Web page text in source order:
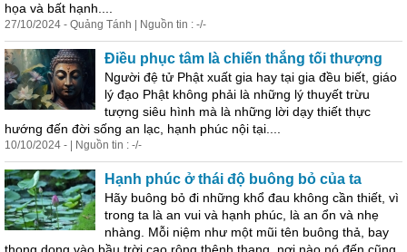
họa và bất hạnh....
27/10/2024 - Quảng Tánh | Nguồn tin : -/-
Điều phục tâm là chiến thắng tối thượng
Người đệ tử Phật xuất gia hay tại gia đều biết, giáo
lý đạo Phật không phải là những lý thuyết trừu
tượng siêu hình mà là những lời dạy thiết thực
hướng đến đời sống an lạc, hạnh phúc nội tại....
10/10/2024 - | Nguồn tin : -/-
Hạnh phúc ở thái độ buông bỏ của ta
Hãy buông bỏ đi những khổ đau không cần thiết, vì
trong ta là an vui và hạnh phúc, là an ổn và nhẹ
nhàng. Mỗi niệm như một mũi tên buông thả, bay